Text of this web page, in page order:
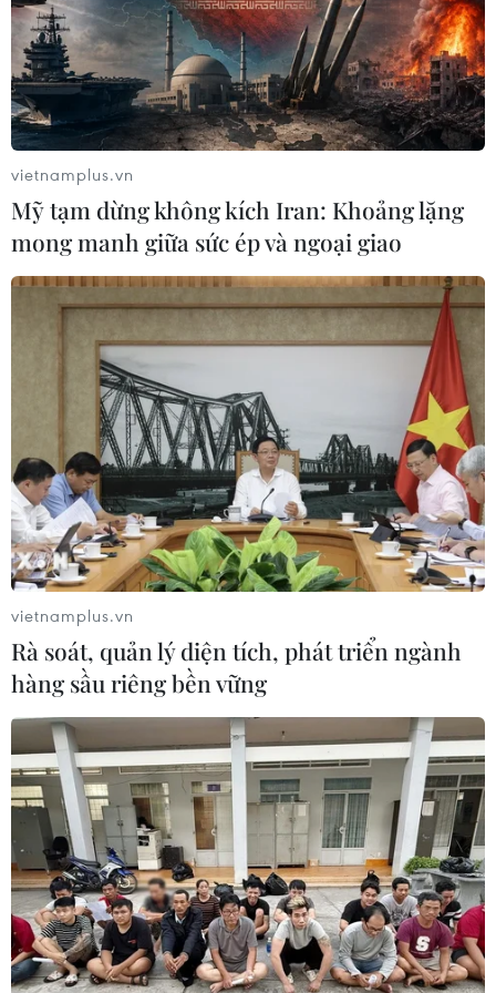
TIN CÙNG CHUYÊN MỤC
Chấp thuận chủ trương đầu tư mở
rộng Quốc lộ 56, đoạn qua Đồng Nai
10/08/2026 14:17
Thành phố Hồ Chí Minh sẽ tích hợp
IoT vào hạ tầng giao thông thông
minh
đoạn Hà Nội-Thái Nguyên-Chợ Mới
10/08/2026 11:29
Thành phố Hồ Chí Minh gấp rút thu
hồi 22.000m2 đất, gỡ vướng hai dự
án cửa ngõ phía Đông
10/08/2026 10:40
vietnamplus.vn
Mỹ tạm dừng không kích Iran: Khoảng lặng
mong manh giữa sức ép và ngoại giao
vietnamplus.vn
Rà soát, quản lý diện tích, phát triển ngành
hàng sầu riêng bền vững